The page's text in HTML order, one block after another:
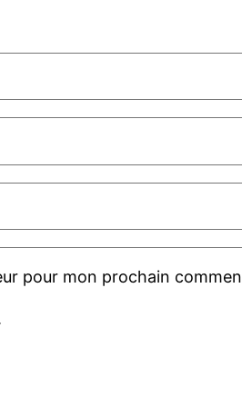
pour mon prochain